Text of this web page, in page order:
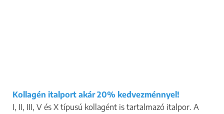
Képzésre szeretnék több
jelentkezőt
Kollagén italport akár 20% kedvezménnyel!
I, II, III, V és X típusú kollagént is tartalmazó italpor. A